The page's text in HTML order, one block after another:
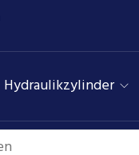
Hydraulikzylinder